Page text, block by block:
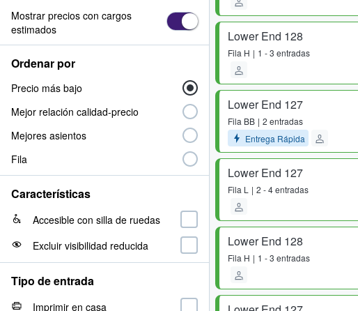
Lower End 128
Fila H 1 - 3 entradas
Lower End 127
Fila BB
2 entradas
Entrega Rápida
Lower End 127
Fila L 2 - 4 entradas
Lower End 128
Fila H 1 - 3 entradas
Mostrar precios con cargos
estimados
Ordenar por
Precio más bajo
Mejor relación calidad-precio
Mejores asientos
Fila
Características
Accesible con silla de ruedas
Excluir visibilidad reducida
Tipo de entrada
Imprimir en casa